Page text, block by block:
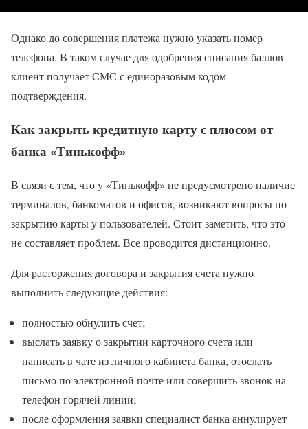
Однако до совершения платежа нужно указать номер
телефона. В таком случае для одобрения списания баллов
клиент получает СМС с единоразовым кодом
подтверждения.
Как закрыть кредитную карту с плюсом от
банка «Тинькофф»
В связи с тем, что у «Тинькофф» не предусмотрено наличие
терминалов, банкоматов и офисов, возникают вопросы по
закрытию карты у пользователей. Стоит заметить, что это
не составляет проблем. Все проводится дистанционно.
Для расторжения договора и закрытия счета нужно
выполнить следующие действия:
полностью обнулить счет;
выслать заявку о закрытии карточного счета или
написать в чате из личного кабинета банка, отослать
письмо по электронной почте или совершить звонок на
телефон горячей линии;
после оформления заявки специалист банка аннулирует